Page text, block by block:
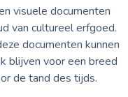
visuele documenten
van cultureel erfgoed.
documenten kunnen
blijven voor een breed
de tand des tijds.